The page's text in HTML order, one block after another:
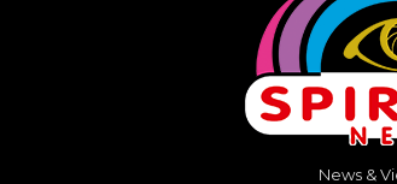
News &